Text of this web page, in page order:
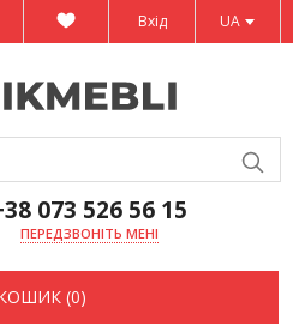
UA
Вхід
073 526 56 15
ПЕРЕДЗВОНІТЬ МЕНІ
(0)